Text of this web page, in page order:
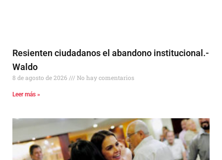
Resienten ciudadanos el abandono institucional.-
Waldo
8 de agosto de 2026 No hay comentarios
Leer más »